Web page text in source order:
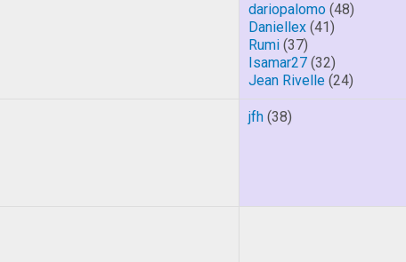
dariopalomo (48)
Daniellex (41)
Rumi (37)
Isamar27 (32)
Jean Rivelle (24)
jfh (38)